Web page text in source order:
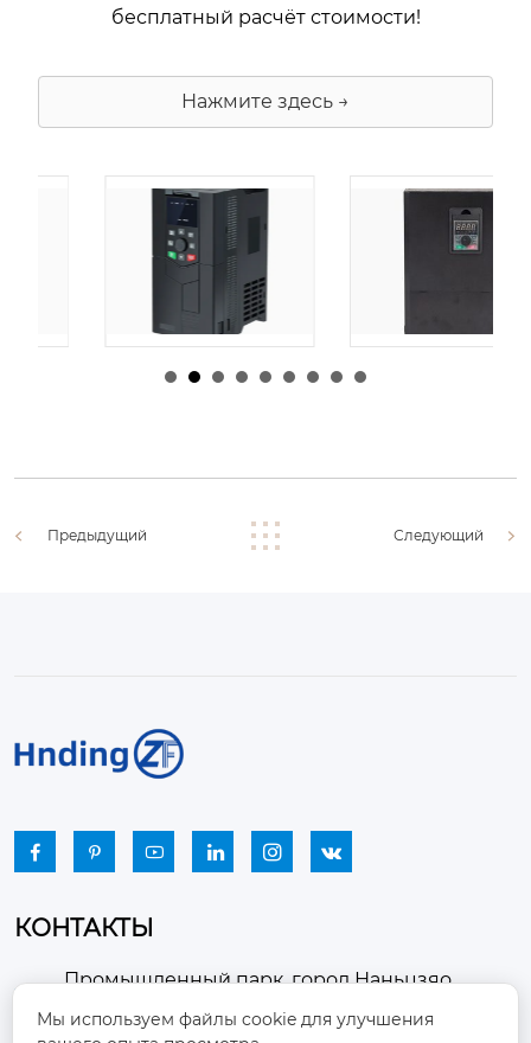
бесплатный расчёт стоимости!
Нажмите здесь →
admin |30 1 月,
2026
admin |29 1 月,
Предыдущий Следующий
     
КОНТАКТЫ

Промышленный парк, город Наньцзяо,
район Чжоуцунь, город Цзыбо, провинция
Шаньдун
Мы используем файлы cookie для улучшения